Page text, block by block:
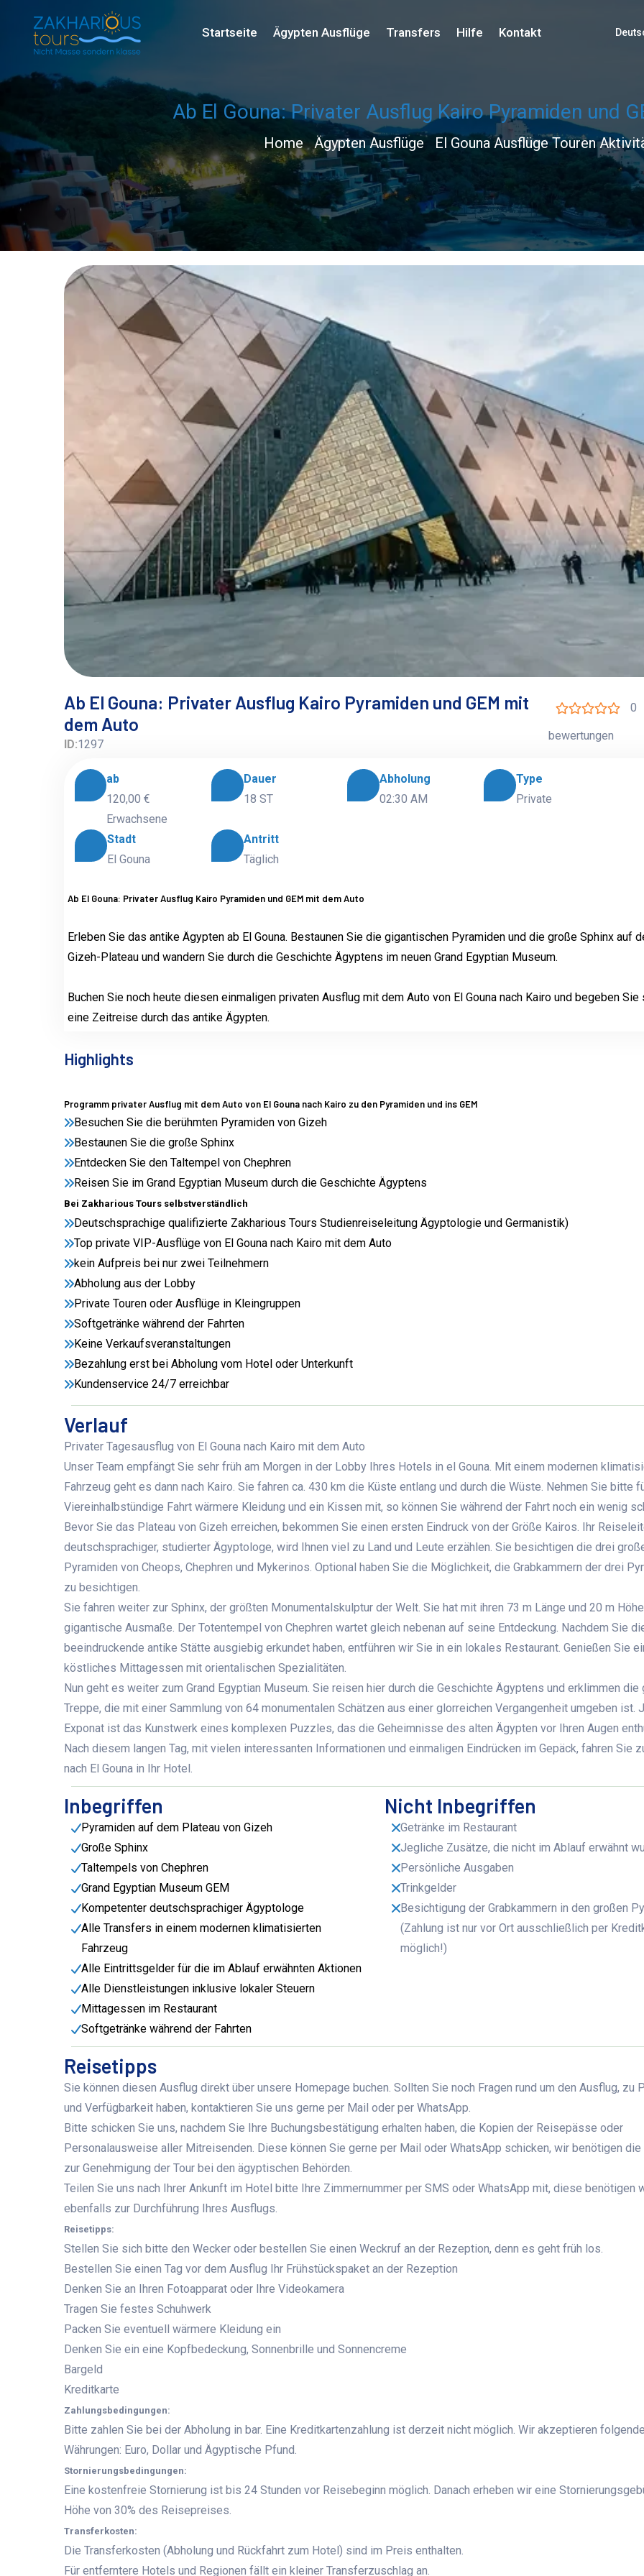
Startseite Ägypten Ausflüge Transfers Hilfe Kontakt
Ab El Gouna: Privater Ausflug Kairo Pyramiden und
Home Ägypten Ausflüge El Gouna Ausflüge Touren
Ab El Gouna: Privater Ausflug Kairo Pyramiden und GEM mit
dem Auto
ID:1297
0
bewertungen
ab
120,00 €
Erwachsene
Dauer
18 ST
Abholung
02:30 AM
Type
Private
Stadt
El Gouna
Antritt
Täglich
Ab El Gouna: Privater Ausflug Kairo Pyramiden und GEM mit dem Auto
Erleben Sie das antike Ägypten ab El Gouna. Bestaunen Sie die gigantischen Pyramiden und die große Sphinx auf
Gizeh-Plateau und wandern Sie durch die Geschichte Ägyptens im neuen Grand Egyptian Museum.
Buchen Sie noch heute diesen einmaligen privaten Ausflug mit dem Auto von El Gouna nach Kairo und begeben Sie
eine Zeitreise durch das antike Ägypten.
Highlights
Programm privater Ausflug mit dem Auto von El Gouna nach Kairo zu den Pyramiden und ins GEM
Besuchen Sie die berühmten Pyramiden von Gizeh
Bestaunen Sie die große Sphinx
Entdecken Sie den Taltempel von Chephren
Reisen Sie im Grand Egyptian Museum durch die Geschichte Ägyptens
Bei Zakharious Tours selbstverständlich
Deutschsprachige qualifizierte Zakharious Tours Studienreiseleitung Ägyptologie und Germanistik)
Top private VIP-Ausflüge von El Gouna nach Kairo mit dem Auto
kein Aufpreis bei nur zwei Teilnehmern
Abholung aus der Lobby
Private Touren oder Ausflüge in Kleingruppen
Softgetränke während der Fahrten
Keine Verkaufsveranstaltungen
Bezahlung erst bei Abholung vom Hotel oder Unterkunft
Kundenservice 24/7 erreichbar
Verlauf
Privater Tagesausflug von El Gouna nach Kairo mit dem Auto
Unser Team empfängt Sie sehr früh am Morgen in der Lobby Ihres Hotels in el Gouna. Mit einem modernen
Fahrzeug geht es dann nach Kairo. Sie fahren ca. 430 km die Küste entlang und durch die Wüste. Nehmen Sie bitte
Viereinhalbstündige Fahrt wärmere Kleidung und ein Kissen mit, so können Sie während der Fahrt noch ein wenig
Bevor Sie das Plateau von Gizeh erreichen, bekommen Sie einen ersten Eindruck von der Größe Kairos. Ihr
deutschsprachiger, studierter Ägyptologe, wird Ihnen viel zu Land und Leute erzählen. Sie besichtigen die drei
Pyramiden von Cheops, Chephren und Mykerinos. Optional haben Sie die Möglichkeit, die Grabkammern der drei
zu besichtigen.
Sie fahren weiter zur Sphinx, der größten Monumentalskulptur der Welt. Sie hat mit ihren 73 m Länge und 20 m Höhe
gigantische Ausmaße. Der Totentempel von Chephren wartet gleich nebenan auf seine Entdeckung. Nachdem Sie
beeindruckende antike Stätte ausgiebig erkundet haben, entführen wir Sie in ein lokales Restaurant. Genießen Sie
köstliches Mittagessen mit orientalischen Spezialitäten.
Nun geht es weiter zum Grand Egyptian Museum. Sie reisen hier durch die Geschichte Ägyptens und erklimmen die
Treppe, die mit einer Sammlung von 64 monumentalen Schätzen aus einer glorreichen Vergangenheit umgeben ist.
Exponat ist das Kunstwerk eines komplexen Puzzles, das die Geheimnisse des alten Ägypten vor Ihren Augen
Nach diesem langen Tag, mit vielen interessanten Informationen und einmaligen Eindrücken im Gepäck, fahren Sie
nach El Gouna in Ihr Hotel.
Inbegriffen
Pyramiden auf dem Plateau von Gizeh
Große Sphinx
Taltempels von Chephren
Grand Egyptian Museum GEM
Kompetenter deutschsprachiger Ägyptologe
Alle Transfers in einem modernen klimatisierten
Fahrzeug
Alle Eintrittsgelder für die im Ablauf erwähnten Aktionen
Alle Dienstleistungen inklusive lokaler Steuern
Mittagessen im Restaurant
Softgetränke während der Fahrten
Nicht Inbegriffen
Getränke im Restaurant
Jegliche Zusätze, die nicht im Ablauf erwähnt
Persönliche Ausgaben
Trinkgelder
Besichtigung der Grabkammern in den großen
(Zahlung ist nur vor Ort ausschließlich per
möglich!)
Reisetipps
Sie können diesen Ausflug direkt über unsere Homepage buchen. Sollten Sie noch Fragen rund um den Ausflug, zu
und Verfügbarkeit haben, kontaktieren Sie uns gerne per Mail oder per WhatsApp.
Bitte schicken Sie uns, nachdem Sie Ihre Buchungsbestätigung erhalten haben, die Kopien der Reisepässe oder
Personalausweise aller Mitreisenden. Diese können Sie gerne per Mail oder WhatsApp schicken, wir benötigen die
zur Genehmigung der Tour bei den ägyptischen Behörden.
Teilen Sie uns nach Ihrer Ankunft im Hotel bitte Ihre Zimmernummer per SMS oder WhatsApp mit, diese benötigen
ebenfalls zur Durchführung Ihres Ausflugs.
Reisetipps:
Stellen Sie sich bitte den Wecker oder bestellen Sie einen Weckruf an der Rezeption, denn es geht früh los.
Bestellen Sie einen Tag vor dem Ausflug Ihr Frühstückspaket an der Rezeption
Denken Sie an Ihren Fotoapparat oder Ihre Videokamera
Tragen Sie festes Schuhwerk
Packen Sie eventuell wärmere Kleidung ein
Denken Sie ein eine Kopfbedeckung, Sonnenbrille und Sonnencreme
Bargeld
Kreditkarte
Zahlungsbedingungen:
Bitte zahlen Sie bei der Abholung in bar. Eine Kreditkartenzahlung ist derzeit nicht möglich. Wir akzeptieren
Währungen: Euro, Dollar und Ägyptische Pfund.
Stornierungsbedingungen:
Eine kostenfreie Stornierung ist bis 24 Stunden vor Reisebeginn möglich. Danach erheben wir eine
Höhe von 30% des Reisepreises.
Transferkosten:
Die Transferkosten (Abholung und Rückfahrt zum Hotel) sind im Preis enthalten.
Für entferntere Hotels und Regionen fällt ein kleiner Transferzuschlag an.